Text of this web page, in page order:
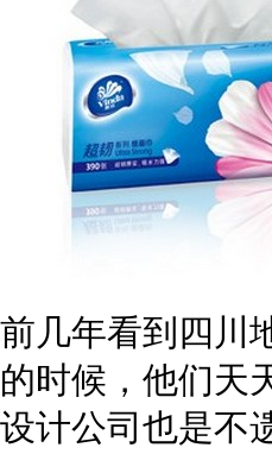
前几年看到四川
的时候，他们天
设计公司也是不